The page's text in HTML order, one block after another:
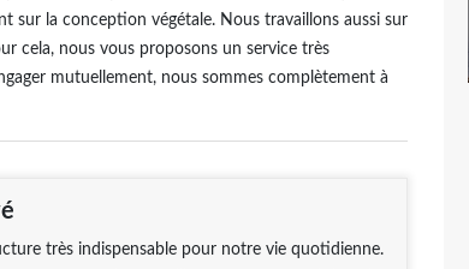
sur la conception végétale. Nous travaillons aussi sur
cela, nous vous proposons un service très
mutuellement, nous sommes complètement à
très indispensable pour notre vie quotidienne.